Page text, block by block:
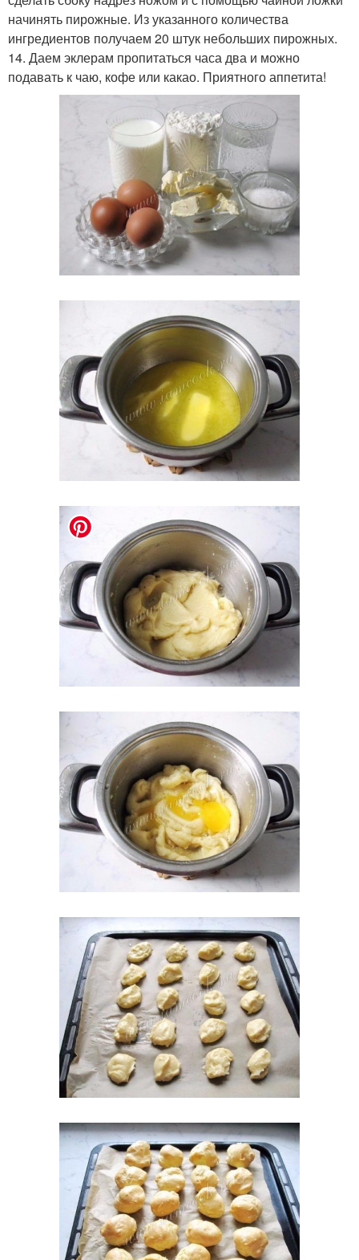
начинять пирожные. Из указанного количества
ингредиентов получаем 20 штук небольших пирожных.
14. Даем эклерам пропитаться часа два и можно
подавать к чаю, кофе или какао. Приятного аппетита!